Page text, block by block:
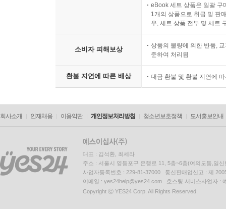
eBook 세트 상품은 일괄 구
1개의 상품으로 취급 및 판
우, 세트 상품 전부 및 세트
소비자 피해보상
상품의 불량에 의한 반품,
준하여 처리됨
환불 지연에 따른 배상 대금 환불 및 환불 지연에
회사소개 인재채용 이용약관 개인정보처리방침 청소년보호정책 도서홍보안내
대표 : 김석환, 최세라
주소 : 서울시 영등포구 은행로 11, 5층~6층(여의도동,일신
사업자등록번호 : 229-81-37000 통신판매업신고 : 제
이메일 : yes24help@yes24.com 호스팅 서비스사업자 :
Copyright ⓒ YES24 Corp. All Rights Reserved.